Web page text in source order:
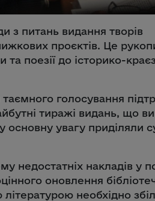
з питань видання творів
проєктів. Це
та поезії до історико-
голосування
тиражі видань, що
увагу приділяли
недостатніх накладів у
оновлення
необхідно